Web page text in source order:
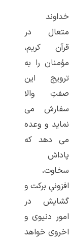
خداوند
متعال در
قرآن کریم،
مؤمنان را به
ترویج این
صفتِ والا
سفارش می
‌نماید و وعده
می ‌دهد که
پاداش
سخاوت،
افزونیِ برکت و
گشایش در
امور دنیوی و
اخروی خواهد